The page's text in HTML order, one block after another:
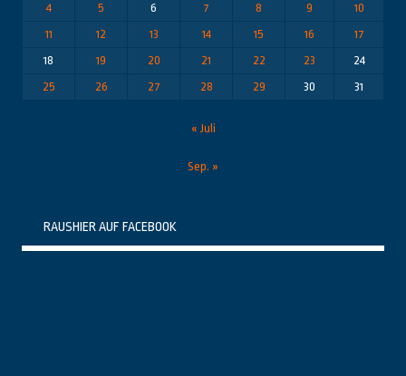
4
5 6 7 8 9
10
11
12 13 14 15 16
17
18
19 20 21 22 23
24
25
26 27 28 29 30 31
« Juli
Sep. »
RAUSHIER AUF FACEBOOK